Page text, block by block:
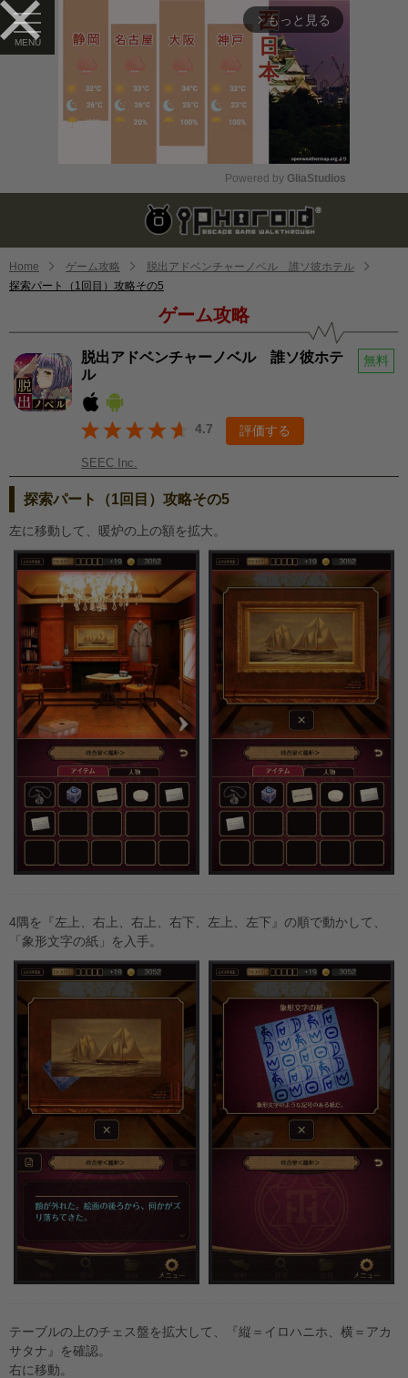
arrow_forward_ios もっと見る
Mute
Powered by GliaStudios
Home ゲーム攻略
脱出アドベンチャーノベル 誰ソ彼ホテル
探索パート（1回目）攻略その5
ゲーム攻略
脱出アドベンチャーノベル 誰ソ彼ホテ
ル
無料
4.7 評価する
SEEC Inc.
探索パート（1回目）攻略その5
左に移動して、暖炉の上の額を拡大。
4隅を『左上、右上、右上、右下、左上、左下』の順で動かして、
「象形文字の紙」を入手。
テーブルの上のチェス盤を拡大して、『縦＝イロハニホ、横＝アカ
サタナ』を確認。
右に移動。